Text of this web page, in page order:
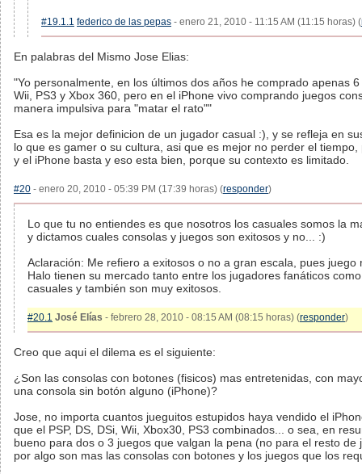
#19.1.1 federico de las pepas - enero 21, 2010 - 11:15 AM (11:15 horas) (
En palabras del Mismo Jose Elias:
"Yo personalmente, en los últimos dos años he comprado apenas
Wii, PS3 y Xbox 360, pero en el iPhone vivo comprando juegos
manera impulsiva para "matar el rato""
Esa es la mejor definicion de un jugador casual :), y se refleja en
lo que es gamer o su cultura, asi que es mejor no perder el tiempo,
y el iPhone basta y eso esta bien, porque su contexto es limitado.
#20 - enero 20, 2010 - 05:39 PM (17:39 horas) (responder)
Lo que tu no entiendes es que nosotros los casuales somos la
y dictamos cuales consolas y juegos son exitosos y no... :)
Aclaración: Me refiero a exitosos o no a gran escala, pues juego
Halo tienen su mercado tanto entre los jugadores fanáticos
casuales y también son muy exitosos.
#20.1 José Elías - febrero 28, 2010 - 08:15 AM (08:15 horas) (responder)
Creo que aqui el dilema es el siguiente:
¿Son las consolas con botones (fisicos) mas entretenidas, con
una consola sin botón alguno (iPhone)?
Jose, no importa cuantos jueguitos estupidos haya vendido el
que el PSP, DS, DSi, Wii, Xbox30, PS3 combinados... o sea, en
bueno para dos o 3 juegos que valgan la pena (no para el resto de
por algo son mas las consolas con botones y los juegos que los